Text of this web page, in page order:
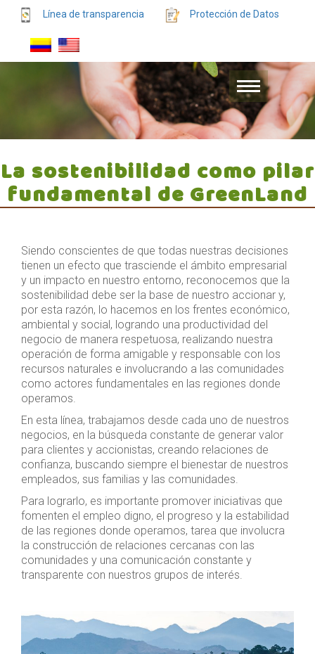
Línea de transparencia Protección de Datos
La sostenibilidad como pilar
fundamental de GreenLand
Siendo conscientes de que todas nuestras decisiones
tienen un efecto que trasciende el ámbito empresarial
y un impacto en nuestro entorno, reconocemos que la
sostenibilidad debe ser la base de nuestro accionar y,
por esta razón, lo hacemos en los frentes económico,
ambiental y social, logrando una productividad del
negocio de manera respetuosa, realizando nuestra
operación de forma amigable y responsable con los
recursos naturales e involucrando a las comunidades
como actores fundamentales en las regiones donde
operamos.
En esta línea, trabajamos desde cada uno de nuestros
negocios, en la búsqueda constante de generar valor
para clientes y accionistas, creando relaciones de
confianza, buscando siempre el bienestar de nuestros
empleados, sus familias y las comunidades.
Para lograrlo, es importante promover iniciativas que
fomenten el empleo digno, el progreso y la estabilidad
de las regiones donde operamos, tarea que involucra
la construcción de relaciones cercanas con las
comunidades y una comunicación constante y
transparente con nuestros grupos de interés.